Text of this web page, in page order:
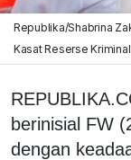
Republika/Shabrina
Kasat Reserse
berinisial FW
dengan